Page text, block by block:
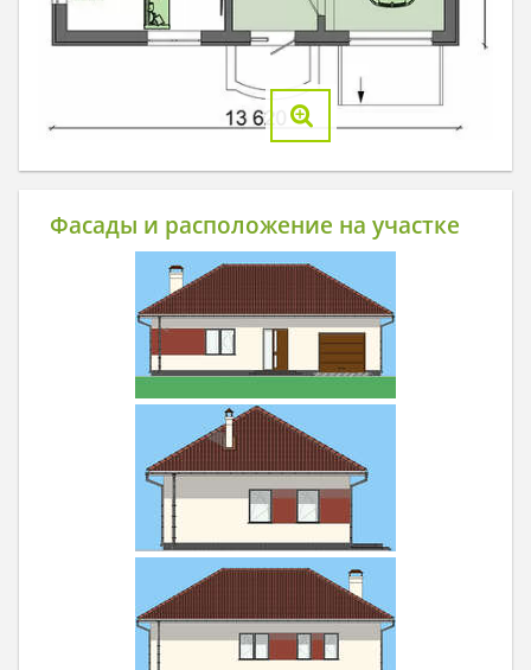
Фасады и расположение на участке